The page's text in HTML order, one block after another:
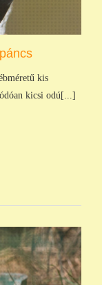
kis
kicsi odú[...]